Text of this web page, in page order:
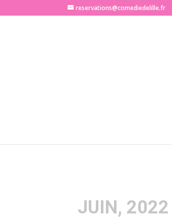
http://www.comediedelille.frreservations@comediedelille.fr
JUIN, 2022